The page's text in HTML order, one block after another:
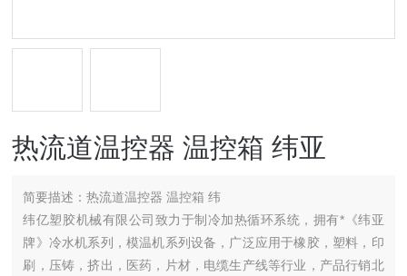
热流道温控器 温控箱 纬亚
简要描述：热流道温控器 温控箱 纬
纬亿塑胶机械有限公司致力于制冷加热循环系统，拥有*《纬亚
牌》冷水机系列，模温机系列设备，广泛应用于橡胶，塑料，印
刷，压铸，挤出，医药，片材，电缆生产线等行业，产品行销北